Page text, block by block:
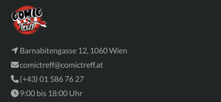
Barnabitengasse 12, 1060 Wien
comictreff@comictreff.at
(+43) 01 586 76 27
9:00 bis 18:00 Uhr